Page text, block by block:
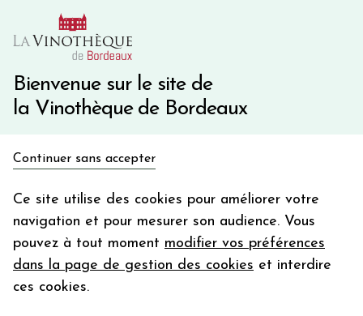
Bienvenue sur le site de
la Vinothèque de Bordeaux
Continuer sans accepter
Ce site utilise des cookies pour améliorer votre
navigation et pour mesurer son audience. Vous
pouvez à tout moment modifier vos préférences
dans la page de gestion des cookies et interdire
ces cookies.
10€ de remise immédiate sur votre première commande
Une question ?
Château SOCIANDO MALLET
en bon d'achat
Votre
email
En m’abonnant, j’accepte de recevoir la newsletter de la